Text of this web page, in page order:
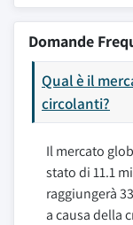
Domande
Qual è il
circolanti?
Il mercato
stato di 11.1
raggiungerà
a causa della